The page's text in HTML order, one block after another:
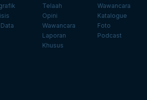
Telaah
Opini
Wawancara
Laporan
Khusus
Wawancara
Katalogue
Foto
Podcast